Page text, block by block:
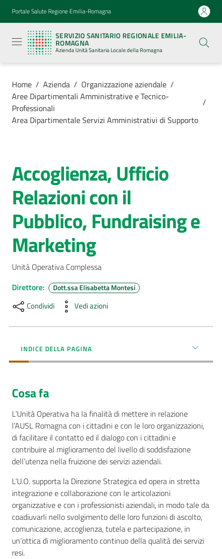
Vai al contenuto
Vai alla navigazione
Vai al footer
Portale Salute Regione Emilia-Romagna
SERVIZIO SANITARIO REGIONALE EMILIA-
ROMAGNA
Azienda Unità Sanitaria Locale della Romagna
Sanitario
Regionale
Emilia-
Romagna
Azienda
Sanitaria
Locale della
Romagna
Servizi
Menu selezionato
Luoghi
di
cura
AUSL
Comunica
Carta
Servizi
a...
Bandi
e
Concorsi
Seguici
su
Home / Azienda / Organizzazione aziendale /
Aree Dipartimentali Amministrative e Tecnico-
Professionali
/
Area Dipartimentale Servizi Amministrativi di Supporto
Salta al contenuto
Accoglienza, Ufficio
Relazioni con il
Pubblico, Fundraising e
Marketing
Unità Operativa Complessa
Direttore: Dott.ssa Elisabetta Montesi
Condividi Vedi azioni
INDICE DELLA PAGINA
Cosa fa
L’Unità Operativa ha la finalità di mettere in relazione
l’AUSL Romagna con i cittadini e con le loro organizzazioni,
di facilitare il contatto ed il dialogo con i cittadini e
contribuire al miglioramento del livello di soddisfazione
dell’utenza nella fruizione dei servizi aziendali.
L’U.O. supporta la Direzione Strategica ed opera in stretta
integrazione e collaborazione con le articolazioni
organizzative e con i professionisti aziendali, in modo tale da
coadiuvarli nello svolgimento delle loro funzioni di ascolto,
comunicazione, accoglienza, tutela e partecipazione, in
un’ottica di miglioramento continuo della qualità dei servizi
resi.